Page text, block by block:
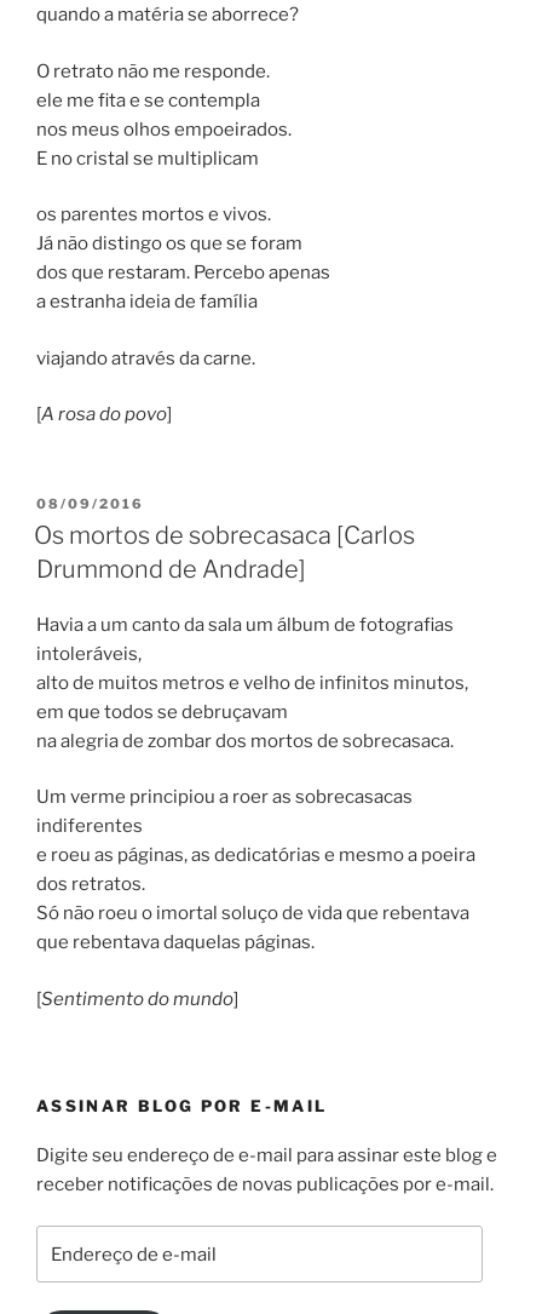
quando a matéria se aborrece?
O retrato não me responde.
ele me fita e se contempla
nos meus olhos empoeirados.
E no cristal se multiplicam
os parentes mortos e vivos.
Já não distingo os que se foram
dos que restaram. Percebo apenas
a estranha ideia de família
viajando através da carne.
[A rosa do povo]
PUBLICADO
EM
08/09/2016
Os mortos de sobrecasaca [Carlos
Drummond de Andrade]
Havia a um canto da sala um álbum de fotografias
intoleráveis,
alto de muitos metros e velho de infinitos minutos,
em que todos se debruçavam
na alegria de zombar dos mortos de sobrecasaca.
Um verme principiou a roer as sobrecasacas
indiferentes
e roeu as páginas, as dedicatórias e mesmo a poeira
dos retratos.
Só não roeu o imortal soluço de vida que rebentava
que rebentava daquelas páginas.
[Sentimento do mundo]
ASSINAR BLOG POR E-MAIL
Digite seu endereço de e-mail para assinar este blog e
receber notificações de novas publicações por e-mail.
de